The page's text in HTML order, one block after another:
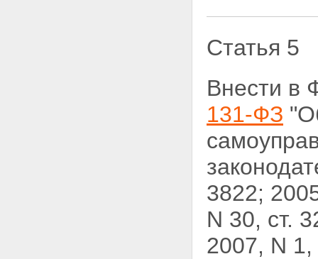
Статья 5
Внести в
131-ФЗ
3822;
N 30, ст.
2007, N